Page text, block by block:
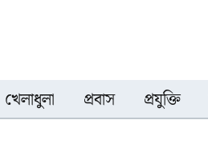
খেলাধুলা প্রবাস প্রযুক্তি